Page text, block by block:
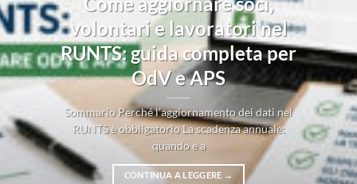
volontari e lavoratori nel
RUNTS: guida completa per
OdV e APS
Sommario Perché l’aggiornamento dei dati nel
RUNTS è obbligatorio La scadenza annuale:
quando e a
CONTINUA A LEGGERE →